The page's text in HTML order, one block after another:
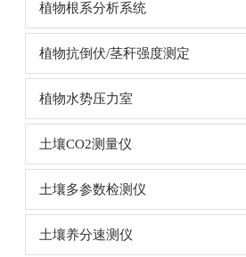
植物根系分析系统
植物抗倒伏/茎秆强度测定
植物水势压力室
土壤CO2测量仪
土壤多参数检测仪
土壤养分速测仪